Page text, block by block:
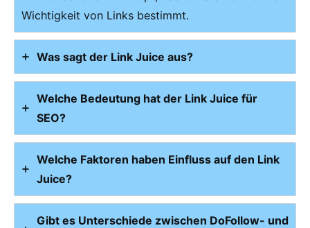
Wichtigkeit von Links bestimmt.
Was sagt der Link Juice aus?
Welche Bedeutung hat der Link Juice für
SEO?
Welche Faktoren haben Einfluss auf den Link
Juice?
Gibt es Unterschiede zwischen DoFollow- und